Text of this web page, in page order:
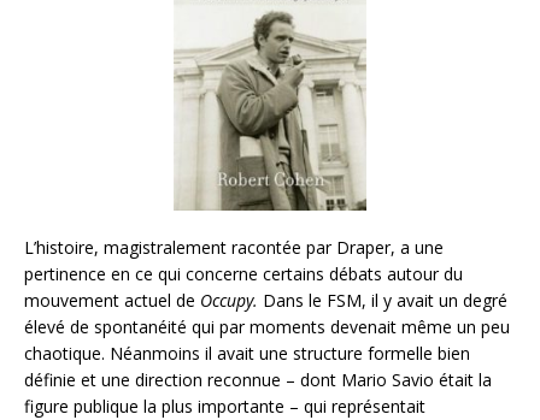
L’histoire, magistralement racontée par Draper, a une
pertinence en ce qui concerne certains débats autour du
mouvement actuel de Occupy. Dans le FSM, il y avait un degré
élevé de spontanéité qui par moments devenait même un peu
chaotique. Néanmoins il avait une structure formelle bien
définie et une direction reconnue – dont Mario Savio était la
figure publique la plus importante – qui représentait